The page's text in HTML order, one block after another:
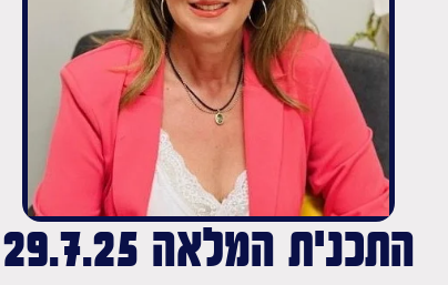
התכנית המלאה 29.7.25